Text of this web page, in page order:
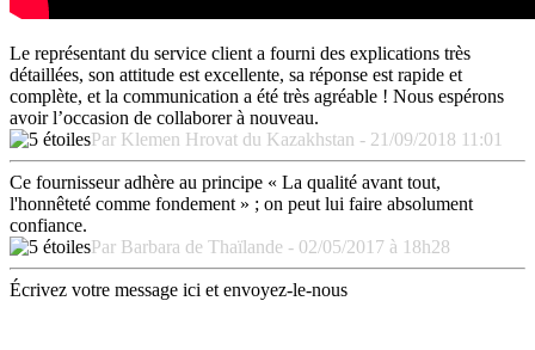
Le représentant du service client a fourni des explications très
détaillées, son attitude est excellente, sa réponse est rapide et
complète, et la communication a été très agréable ! Nous espérons
avoir l’occasion de collaborer à nouveau.
Par Klemen Hrovat du Kazakhstan - 21/09/2018 11:01
Ce fournisseur adhère au principe « La qualité avant tout,
l'honnêteté comme fondement » ; on peut lui faire absolument
confiance.
Par Barbara de Thaïlande - 02/05/2017 à 18h28
Écrivez votre message ici et envoyez-le-nous